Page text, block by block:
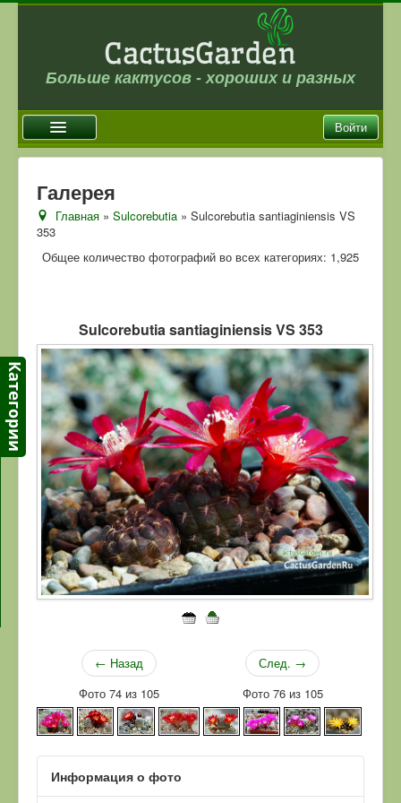
Больше кактусов - хороших и разных
Войти
Новости
Галерея
Магазин
Ссылки
Контакты
Галерея
Главная »Sulcorebutia » Sulcorebutia santiaginiensis VS
353
Общее количество фотографий во всех категориях: 1,925
Sulcorebutia santiaginiensis VS 353
← Назад
Фото 74 из 105
След. →
Фото 76 из 105
Информация о фото